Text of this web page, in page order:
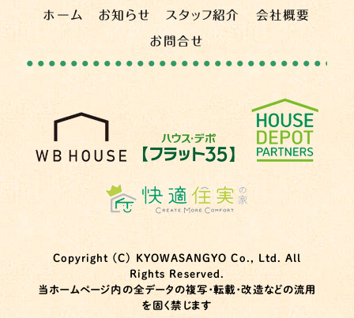
ホーム お知らせ スタッフ紹介 会社概要
お問合せ
Copyright (C) KYOWASANGYO Co., Ltd. All
Rights Reserved.
当ホームページ内の全データの複写・転載・改造などの流用
を固く禁じます